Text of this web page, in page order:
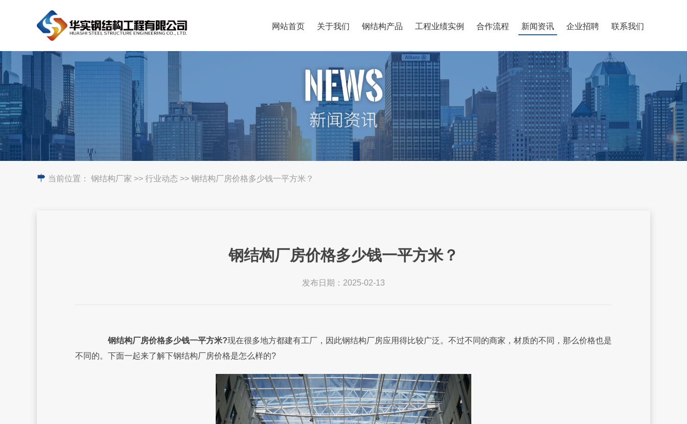
网站首页 关于我们 钢结构产品 工程业绩实例 合作流程 新闻资讯 企业招聘 联系我们
当前位置： 钢结构厂家 >> 行业动态 >> 钢结构厂房价格多少钱一平方米？
钢结构厂房价格多少钱一平方米？
发布日期：2025-02-13
钢结构厂房价格多少钱一平方米?现在很多地方都建有工厂，因此钢结构厂房应用得比较广泛。不过不同的商家，材质的不同，那么价格也是
不同的。下面一起来了解下钢结构厂房价格是怎么样的?